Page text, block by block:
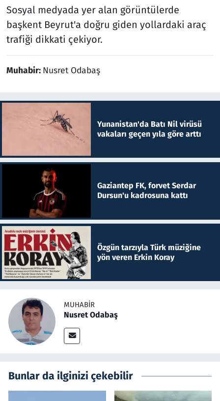
Sosyal medyada yer alan görüntülerde
başkent Beyrut'a doğru giden yollardaki araç
trafiği dikkati çekiyor.
Muhabir: Nusret Odabaş
Yunanistan'da Batı Nil virüsü
vakaları geçen yıla göre arttı
Gaziantep FK, forvet Serdar
Dursun'u kadrosuna kattı
Özgün tarzıyla Türk müziğine
yön veren Erkin Koray
MUHABIR
Nusret Odabaş
Bunlar da ilginizi çekebilir